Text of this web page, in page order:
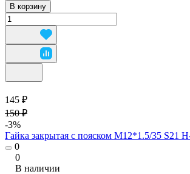
В корзину
145 ₽
150 ₽
-3%
Гайка закрытая с пояском М12*1.5/35 S21
0
0
В наличии